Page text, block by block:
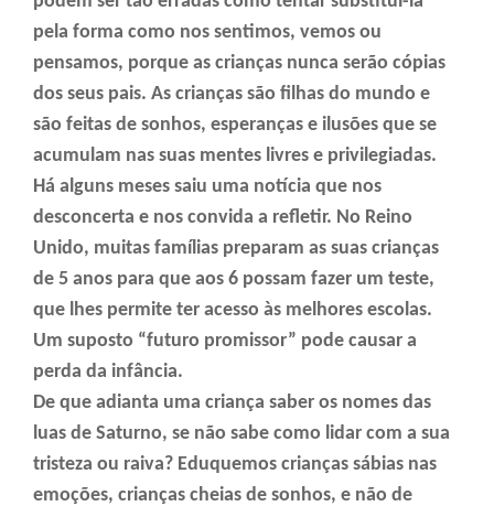
pela forma como nos sentimos, vemos ou
pensamos, porque as crianças nunca serão cópias
dos seus pais. As crianças são filhas do mundo e
são feitas de sonhos, esperanças e ilusões que se
acumulam nas suas mentes livres e privilegiadas.
Há alguns meses saiu uma notícia que nos
desconcerta e nos convida a refletir. No Reino
Unido, muitas famílias preparam as suas crianças
de 5 anos para que aos 6 possam fazer um teste,
que lhes permite ter acesso às melhores escolas.
Um suposto “futuro promissor” pode causar a
perda da infância.
De que adianta uma criança saber os nomes das
luas de Saturno, se não sabe como lidar com a sua
tristeza ou raiva? Eduquemos crianças sábias nas
emoções, crianças cheias de sonhos, e não de